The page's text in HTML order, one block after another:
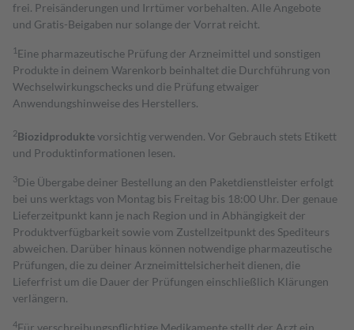
frei. Preisänderungen und Irrtümer vorbehalten. Alle Angebote
und Gratis-Beigaben nur solange der Vorrat reicht.
1 Eine pharmazeutische Prüfung der Arzneimittel und sonstigen
Produkte in deinem Warenkorb beinhaltet die Durchführung von
Wechselwirkungschecks und die Prüfung etwaiger
Anwendungshinweise des Herstellers.
2Biozidproduktevorsichtig verwenden. Vor Gebrauch stets Etikett
und Produktinformationen lesen.
3Die Übergabe deiner Bestellung an den Paketdienstleister erfolgt
bei uns werktags von Montag bis Freitag bis 18:00 Uhr. Der genaue
Lieferzeitpunkt kann je nach Region und in Abhängigkeit der
Produktverfügbarkeit sowie vom Zustellzeitpunkt des Spediteurs
abweichen. Darüber hinaus können notwendige pharmazeutische
Prüfungen, die zu deiner Arzneimittelsicherheit dienen, die
Lieferfrist um die Dauer der Prüfungen einschließlich Klärungen
verlängern.
4Für verschreibungspflichtige Medikamente stellt der Arzt ein